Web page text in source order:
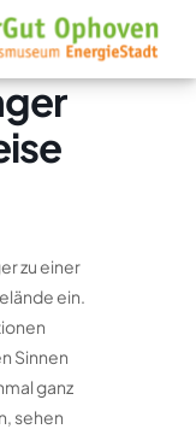
zu einer
ein.
Sinnen
ganz
sehen